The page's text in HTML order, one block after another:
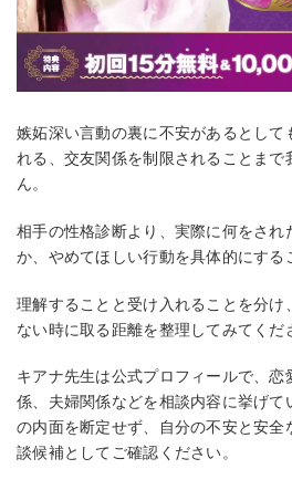
嫉妬深い言動の裏に不安があるとして
れる、交友関係を制限されることまで
ん。
相手の性格診断より、実際に何をされ
か、やめてほしい行動を具体的にする
理解することと受け入れることを分
ない時に取る距離を整理してみてくだ
キアナ先生は公式プロフィールで、恋
係、夫婦関係などを相談内容に挙げ
の内面を断定せず、自分の不安と安全
談候補としてご確認ください。